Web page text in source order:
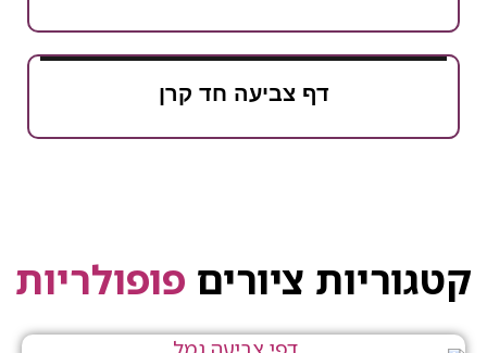
דף צביעה חד קרן
ציוריםפופולריות